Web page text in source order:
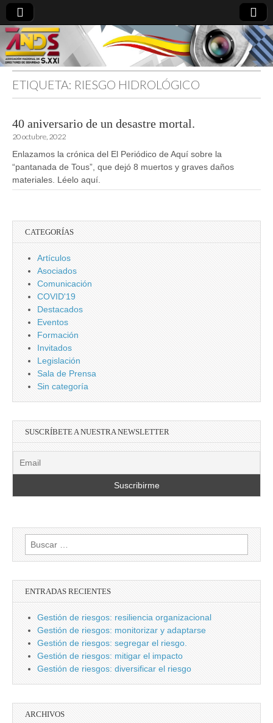
directoresdeseguridad.es
ETIQUETA: RIESGO HIDROLÓGICO
40 aniversario de un desastre mortal.
20 octubre, 2022
Enlazamos la crónica del El Periódico de Aquí sobre la
“pantanada de Tous”, que dejó 8 muertos y graves daños
materiales. Léelo aquí.
CATEGORÍAS
Artículos
Asociados
Comunicación
COVID'19
Destacados
Eventos
Formación
Invitados
Legislación
Sala de Prensa
Sin categoría
SUSCRÍBETE A NUESTRA NEWSLETTER
Buscar:
ENTRADAS RECIENTES
Gestión de riesgos: resiliencia organizacional
Gestión de riesgos: monitorizar y adaptarse
Gestión de riesgos: segregar el riesgo.
Gestión de riesgos: mitigar el impacto
Gestión de riesgos: diversificar el riesgo
ARCHIVOS